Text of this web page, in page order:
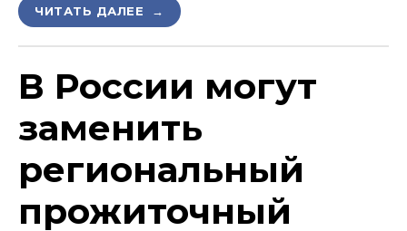
ЧИТАТЬ ДАЛЕЕ →
В России могут
заменить
региональный
прожиточный